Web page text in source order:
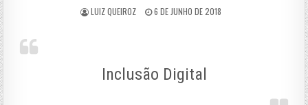
LUIZ QUEIROZ 6 DE JUNHO DE 2018
Inclusão Digital